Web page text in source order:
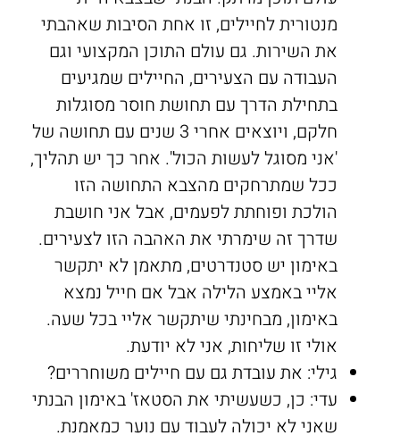
מנטורית לחיילים, זו אחת הסיבות שאהבתי
את השירות. גם עולם התוכן המקצועי וגם
העבודה עם הצעירים, החיילים שמגיעים
בתחילת הדרך עם תחושת חוסר מסוגלות
חלקם, ויוצאים אחרי 3 שנים עם תחושה של
'אני מסוגל לעשות הכול'. אחר כך יש תהליך,
ככל שמתרחקים מהצבא התחושה הזו
הולכת ופוחתת לפעמים, אבל אני חושבת
שדרך זה שימרתי את האהבה הזו לצעירים.
באימון יש סטנדרטים, מתאמן לא יתקשר
אליי באמצע הלילה אבל אם חייל נמצא
באימון, מבחינתי שיתקשר אליי בכל שעה.
אולי זו שליחות, אני לא יודעת.
גילי: את עובדת גם עם חיילים משוחררים?
עדי: כן, כשעשיתי את הסטאז' באימון הבנתי
שאני לא יכולה לעבוד עם נוער כמאמנת.